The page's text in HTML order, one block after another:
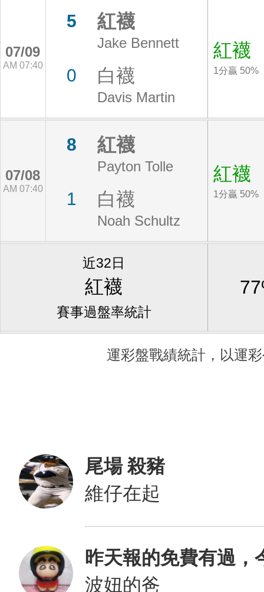
07/09
AM 07:40
5 紅襪
Jake Bennett
0 白襪
Davis Martin
紅襪
1分贏 50%
07/08
AM 07:40
8 紅襪
Payton Tolle
1 白襪
Noah Schultz
紅襪
1分贏 50%
近32日
紅襪
賽事過盤率統計
運彩盤戰績統計，以運
尾場 殺豬
維仔在起
昨天報的免費有過，
波妞的爸